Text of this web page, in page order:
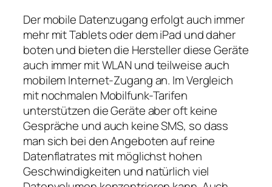
Der mobile Datenzugang erfolgt auch immer
mehr mit Tablets oder dem iPad und daher
boten und bieten die Hersteller diese Geräte
auch immer mit WLAN und teilweise auch
mobilem Internet-Zugang an. Im Vergleich
mit nochmalen Mobilfunk-Tarifen
unterstützen die Geräte aber oft keine
Gespräche und auch keine SMS, so dass
man sich bei den Angeboten auf reine
Datenflatrates mit möglichst hohen
Geschwindigkeiten und natürlich viel